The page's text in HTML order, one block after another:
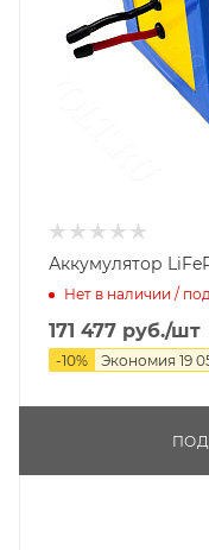
Аккумулятор
Нет в наличии /
171 477 руб./шт
-10% Экономия 19
ПОД